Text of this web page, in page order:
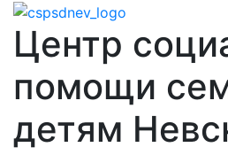
Центр
помощи
детям